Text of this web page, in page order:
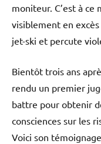
moniteur. C’est à ce
visiblement en
jet-ski et percute
Bientôt trois ans
rendu un premier
battre pour obtenir
consciences sur les
Voici son